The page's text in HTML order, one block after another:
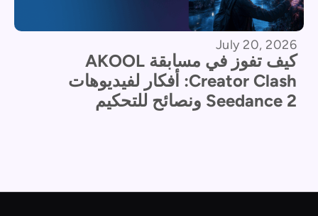
July 20, 2026
كيف تفوز في مسابقة AKOOL
Creator Clash: أفكار لفيديوهات
Seedance 2 ونصائح للتحكيم